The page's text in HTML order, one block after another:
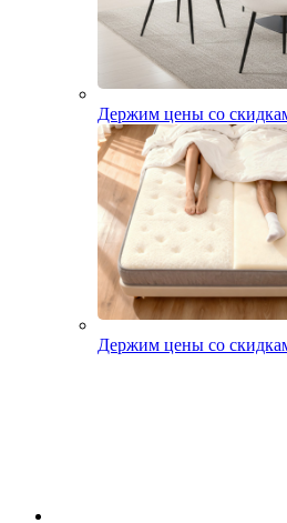
Держим цены со
Держим цены со